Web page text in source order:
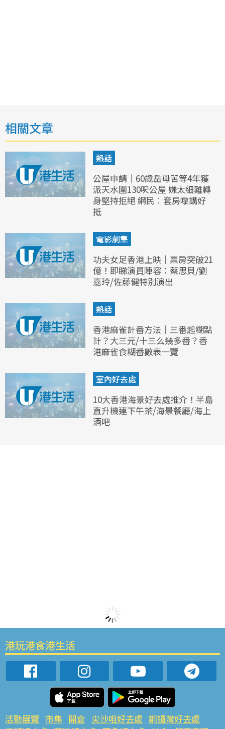
相關文章
熱話
公屋申請｜60歲岳母苦等4年獲
派天水圍130呎公屋 嫌太細難轉
身堅持拒絕 網民︰套房嚟講好
抵
電影劇集
功夫女足香港上映｜票房突破21
億！即睇演員陣容：蔡思貝/劉
嘉玲/佐藤健特別演出
熱話
香港麻雀計番方法｜三番起糊點
計？大三元/十三么幾多番？香
港麻雀食糊番數表一覽
室內好去處
10大香港海景好去處推介！半島
直升機連下午茶/海景餐廳/海上
酒吧
港玩港食港生活
活動展覽 市集 開倉 尖沙咀好去處 銅鑼灣好去處